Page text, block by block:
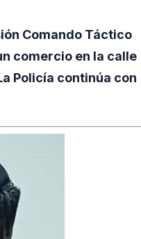
Comando Táctico
comercio en la calle
Policía continúa con